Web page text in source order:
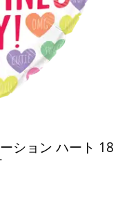
ション ハート 18